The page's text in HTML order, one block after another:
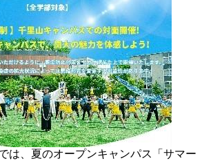
は、夏のオープンキャンパス「サマー